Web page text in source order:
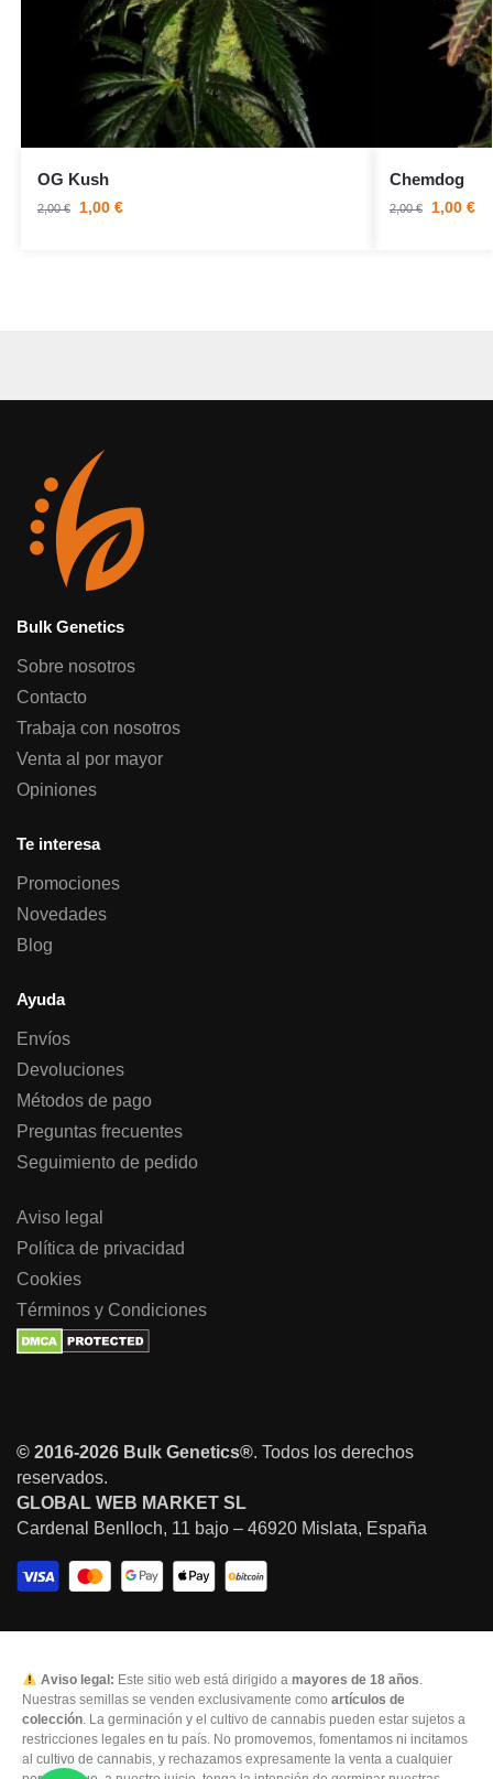
OG Kush
2,00€ 1,00€
Chemdog
2,00€ 1,00€
Bulk Genetics
Sobre nosotros
Contacto
Trabaja con nosotros
Venta al por mayor
Opiniones
Te interesa
Promociones
Novedades
Blog
Ayuda
Envíos
Devoluciones
Métodos de pago
Preguntas frecuentes
Seguimiento de pedido
Aviso legal
Política de privacidad
Cookies
Términos y Condiciones
© 2016-2026 Bulk Genetics®. Todos los derechos
reservados.
GLOBAL WEB MARKET SL
Cardenal Benlloch, 11 bajo – 46920 Mislata, España
Aviso legal: Este sitio web está dirigido a mayores de 18 años.
Nuestras semillas se venden exclusivamente como artículos de
colección. La germinación y el cultivo de cannabis pueden estar sujetos a
restricciones legales en tu país. No promovemos, fomentamos ni incitamos
al cultivo de cannabis, y rechazamos expresamente la venta a cualquier